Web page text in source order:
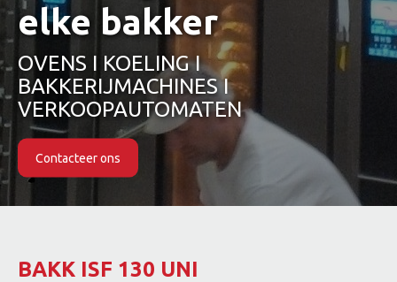
elke bakker
OVENS I KOELING I
BAKKERIJMACHINES I
VERKOOPAUTOMATEN
Contacteer ons
BAKK ISF 130 UNI